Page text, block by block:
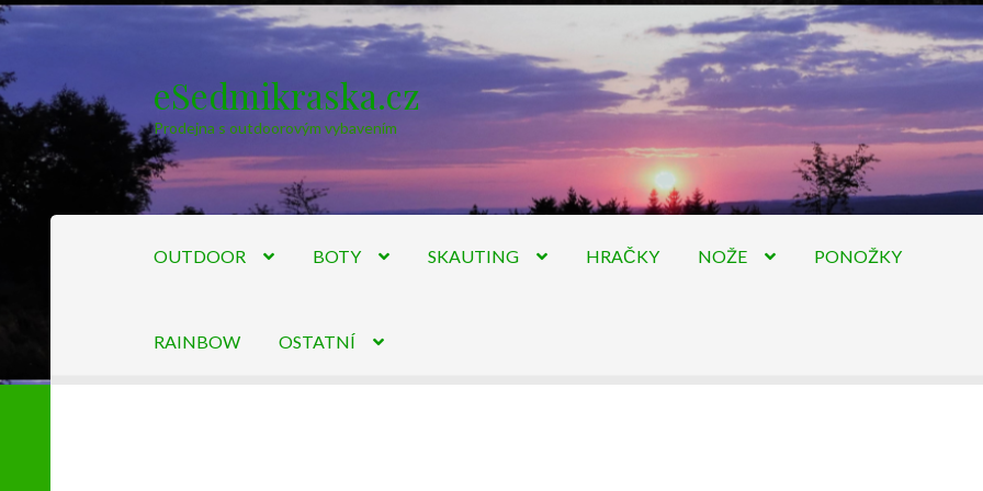
Přeskočit
na
navigaci
Přejít
k
obsahu
webu
eSedmikraska.cz
Prodejna s outdoorovým vybavením
OUTDOOR BOTY SKAUTING HRAČKY NOŽE PONOŽKY
RAINBOW OSTATNÍ